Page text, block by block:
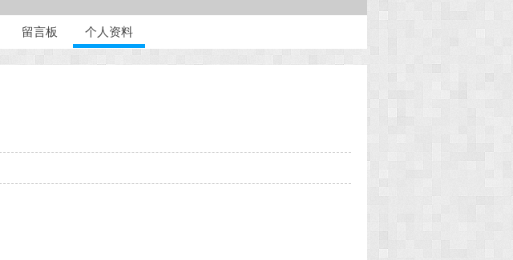
留言板 个人资料